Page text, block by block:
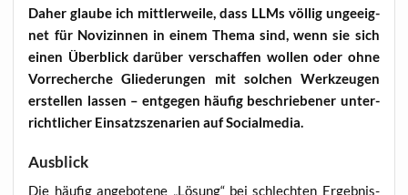
Daher glau­be ich mitt­ler­wei­le, dass LLMs völ­lig unge­eig­
net für Novi­zin­nen in einem The­ma sind, wenn sie sich
einen Über­blick dar­über ver­schaf­fen wol­len oder ohne
Vor­re­cher­che Glie­de­run­gen mit sol­chen Werk­zeu­gen
erstel­len las­sen – ent­ge­gen häu­fig beschrie­be­ner unter­
richt­li­cher Ein­satz­sze­na­ri­en auf Socialmedia.
Ausblick
Die häu­fig ange­bo­te­ne „Lösung“ bei schlech­ten Ergeb­nis­